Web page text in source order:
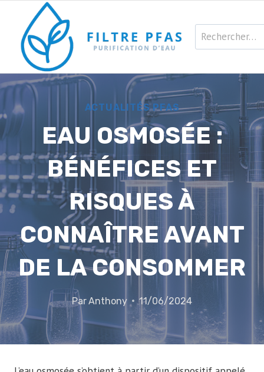
contenu
Rechercher :
ACTUALITÉS PFAS
EAU OSMOSÉE :
BÉNÉFICES ET
RISQUES À
CONNAÎTRE AVANT
DE LA CONSOMMER
ParAnthony 11/06/2024